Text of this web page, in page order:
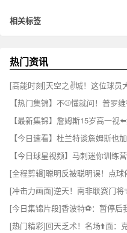
相关标签
热门资讯
[高能时刻]天空之✌️城！这位球员
【最新集锦】詹姆斯15岁高一视
【今日速看】杜兰特谈詹姆斯也
[热门精彩]回天乏术！名场⬆️面：